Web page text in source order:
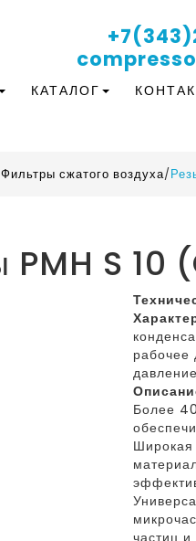
КАТАЛОГ
Фильтры сжатого воздуха/
PMH S 10
рабочее
Более
частиц